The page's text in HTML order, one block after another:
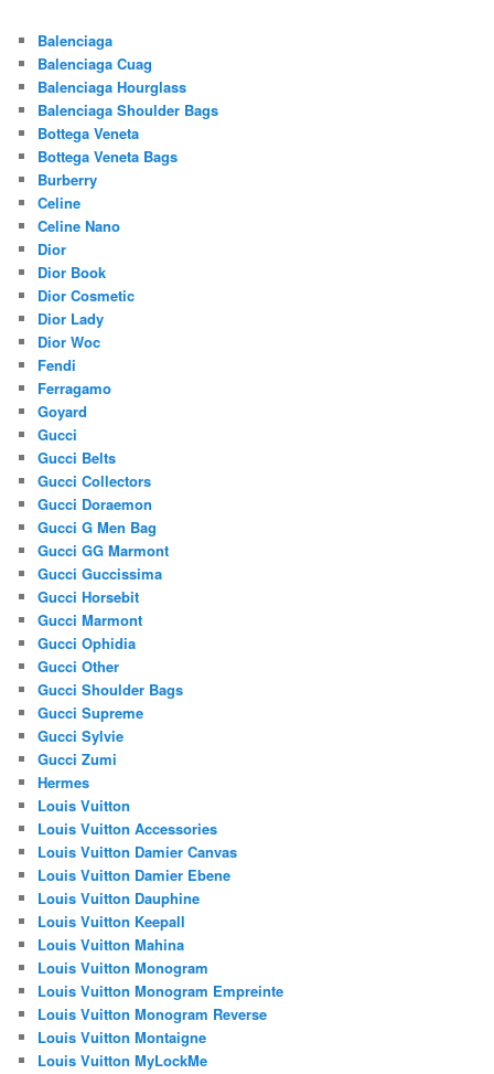
Balenciaga
Balenciaga Cuag
Balenciaga Hourglass
Balenciaga Shoulder Bags
Bottega Veneta
Bottega Veneta Bags
Burberry
Celine
Celine Nano
Dior
Dior Book
Dior Cosmetic
Dior Lady
Dior Woc
Fendi
Ferragamo
Goyard
Gucci
Gucci Belts
Gucci Collectors
Gucci Doraemon
Gucci G Men Bag
Gucci GG Marmont
Gucci Guccissima
Gucci Horsebit
Gucci Marmont
Gucci Ophidia
Gucci Other
Gucci Shoulder Bags
Gucci Supreme
Gucci Sylvie
Gucci Zumi
Hermes
Louis Vuitton
Louis Vuitton Accessories
Louis Vuitton Damier Canvas
Louis Vuitton Damier Ebene
Louis Vuitton Dauphine
Louis Vuitton Keepall
Louis Vuitton Mahina
Louis Vuitton Monogram
Louis Vuitton Monogram Empreinte
Louis Vuitton Monogram Reverse
Louis Vuitton Montaigne
Louis Vuitton MyLockMe